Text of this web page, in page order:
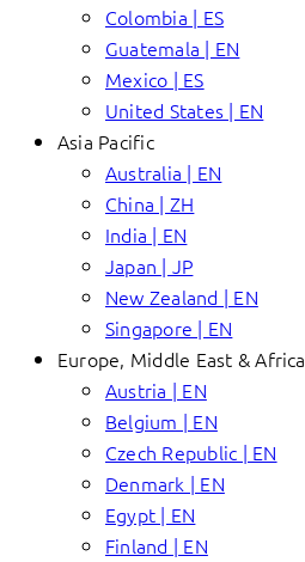
Colombia | ES
Guatemala | EN
Mexico | ES
United States | EN
Asia Pacific
Australia | EN
China | ZH
India | EN
Japan | JP
New Zealand | EN
Singapore | EN
Europe, Middle East & Africa
Austria | EN
Belgium | EN
Czech Republic | EN
Denmark | EN
Egypt | EN
Finland | EN